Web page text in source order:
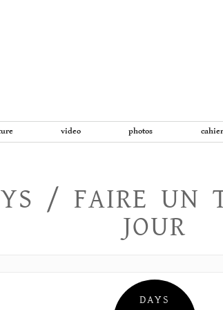
video photos
/ FAIRE UN
JOUR
DAYS